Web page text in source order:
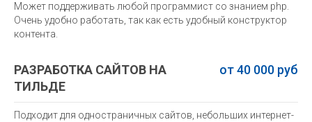
Может поддерживать любой программист со знанием php.
Очень удобно работать, так как есть удобный конструктор
контента.
РАЗРАБОТКА САЙТОВ НА
ТИЛЬДЕ
от 40 000 руб
Подходит для одностраничных сайтов, небольших интернет-